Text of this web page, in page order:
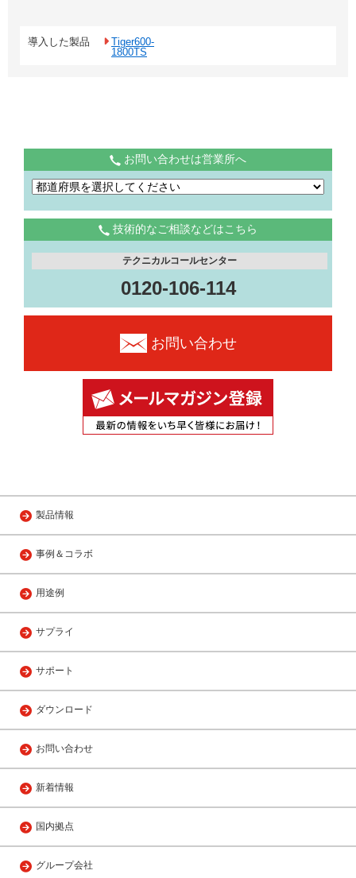
導入した製品
Tiger600-
1800TS
お問い合わせは営業所へ
技術的なご相談などはこちら
テクニカルコールセンター
0120-106-114
お問い合わせ
製品情報
事例＆コラボ
用途例
サプライ
サポート
ダウンロード
お問い合わせ
新着情報
国内拠点
グループ会社